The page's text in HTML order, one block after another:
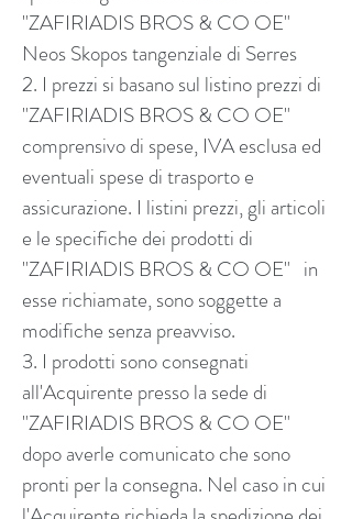
"ZAFIRIADIS BROS & CO OE"
Neos Skopos tangenziale di Serres
2. I prezzi si basano sul listino prezzi di
"ZAFIRIADIS BROS & CO OE"
comprensivo di spese, IVA esclusa ed
eventuali spese di trasporto e
assicurazione. I listini prezzi, gli articoli
e le specifiche dei prodotti di
"ZAFIRIADIS BROS & CO OE" in
esse richiamate, sono soggette a
modifiche senza preavviso.
3. I prodotti sono consegnati
all'Acquirente presso la sede di
"ZAFIRIADIS BROS & CO OE"
dopo averle comunicato che sono
pronti per la consegna. Nel caso in cui